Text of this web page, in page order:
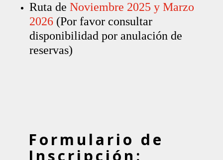
Ruta de Noviembre 2025 y Marzo
2026 (Por favor consultar
disponibilidad por anulación de
reservas)
Formulario de
Inscripción: